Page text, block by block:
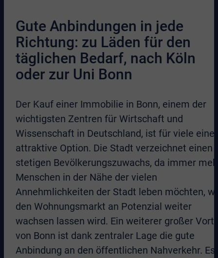
Gute Anbindungen in jede
Richtung: zu Läden für den
täglichen Bedarf, nach Köln
oder zur Uni Bonn
Der Kauf einer Immobilie in Bonn, einem der
wichtigsten Zentren für Wirtschaft und
Wissenschaft in Deutschland, ist für viele eine
attraktive Option. Die Stadt verzeichnet einen
stetigen Bevölkerungszuwachs, da immer
Menschen in der Nähe der vielen
Annehmlichkeiten der Stadt leben möchten,
den Wohnungsmarkt an Potenzial weiter
wachsen lassen wird. Ein weiterer großer
von Bonn ist dank zentraler Lage die gute
Anbindung an den öffentlichen Nahverkehr. Es